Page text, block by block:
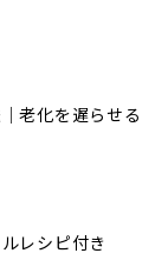
老化を遅らせる
レシピ付き